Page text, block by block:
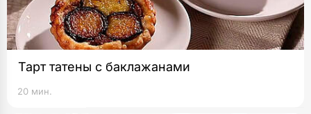
Тарт татены с баклажанами
20 мин.